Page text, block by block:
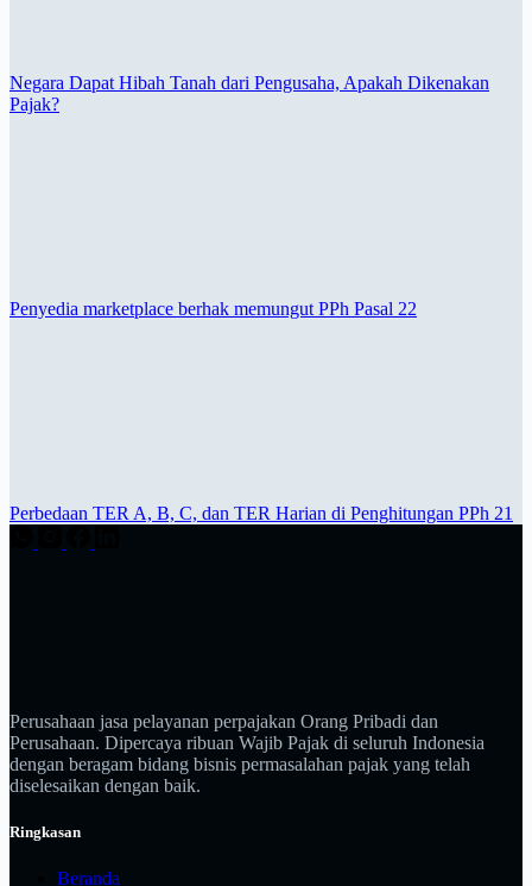
Negara Dapat Hibah Tanah dari Pengusaha, Apakah Dikenakan
Pajak?
Penyedia marketplace berhak memungut PPh Pasal 22
Perbedaan TER A, B, C, dan TER Harian di Penghitungan PPh 21
Perusahaan jasa pelayanan perpajakan Orang Pribadi dan
Perusahaan. Dipercaya ribuan Wajib Pajak di seluruh Indonesia
dengan beragam bidang bisnis permasalahan pajak yang telah
diselesaikan dengan baik.
Ringkasan
Beranda